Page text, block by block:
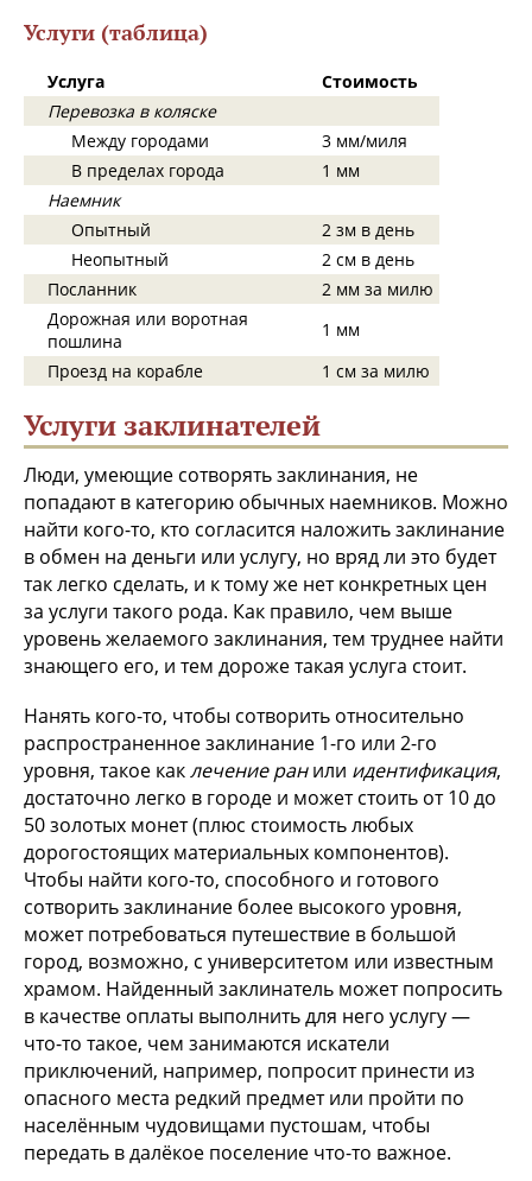
Услуги (таблица)
Услуга
Стоимость
Перевозка в коляске
Между городами
3 мм/миля
В пределах города
1 мм
Наемник
Опытный
2 зм в день
Неопытный
2 см в день
Посланник
2 мм за милю
Дорожная или воротная
пошлина
1 мм
Проезд на корабле
1 см за милю
Услуги заклинателей
Люди, умеющие сотворять заклинания, не
попадают в категорию обычных наемников. Можно
найти кого-то, кто согласится наложить заклинание
в обмен на деньги или услугу, но вряд ли это будет
так легко сделать, и к тому же нет конкретных цен
за услуги такого рода. Как правило, чем выше
уровень желаемого заклинания, тем труднее найти
знающего его, и тем дороже такая услуга стоит.
Нанять кого-то, чтобы сотворить относительно
распространенное заклинание 1-го или 2-го
уровня, такое каклечение ранили идентификация,
достаточно легко в городе и может стоить от 10 до
50 золотых монет (плюс стоимость любых
дорогостоящих материальных компонентов).
Чтобы найти кого-то, способного и готового
сотворить заклинание более высокого уровня,
может потребоваться путешествие в большой
город, возможно, с университетом или известным
храмом. Найденный заклинатель может попросить
в качестве оплаты выполнить для него услугу —
что-то такое, чем занимаются искатели
приключений, например, попросит принести из
опасного места редкий предмет или пройти по
населённым чудовищами пустошам, чтобы
передать в далёкое поселение что-то важное.